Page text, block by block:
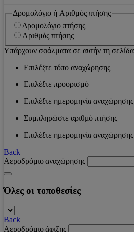
Δρομολόγιο ή Αριθμός πτήσης
Δρομολόγιο πτήσης
Αριθμός πτήσης
Υπάρχουν σφάλματα σε αυτήν τη σελίδα
Επιλέξτε τόπο αναχώρησης
Επιλέξτε προορισμό
Επιλέξτε ημερομηνία αναχώρησης
Συμπληρώστε αριθμό πτήσης
Επιλέξτε ημερομηνία αναχώρησης
Back
Αεροδρόμιο αναχώρησης
Όλες οι τοποθεσίες
Back
Αεροδρόμιο άφιξης